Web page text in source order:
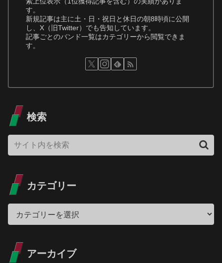
す。
新規記事は主に土・日・祝日と休日の朝8時頃に公開
し、X（旧Twitter）でも告知しています。
記事ごとのバンド一覧はカテゴリーから閲覧できま
す。
検索
カテゴリー
アーカイブ